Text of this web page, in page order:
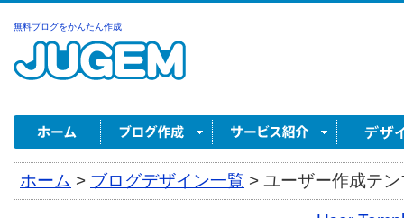
無料ブログをかんたん作成
ホーム > ブログデザイン一覧 > ユーザー作成テ